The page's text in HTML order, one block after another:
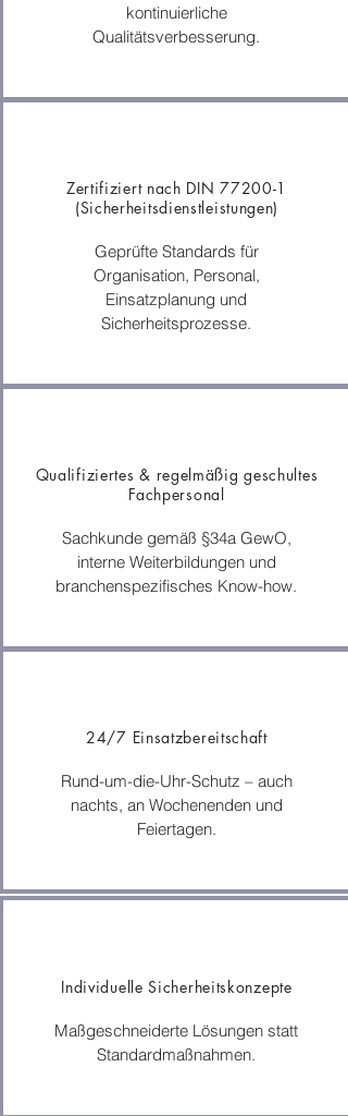
kontinuierliche
Qualitätsverbesserung.
Zertifiziert nach DIN 77200-1
(Sicherheitsdienstleistungen)
Geprüfte Standards für
Organisation, Personal,
Einsatzplanung und
Sicherheitsprozesse.
Qualifiziertes & regelmäßig geschultes
Fachpersonal
Sachkunde gemäß §34a GewO,
interne Weiterbildungen und
branchenspezifisches Know-how.
24/7 Einsatzbereitschaft
Rund-um-die-Uhr-Schutz – auch
nachts, an Wochenenden und
Feiertagen.
Individuelle Sicherheitskonzepte
Maßgeschneiderte Lösungen statt
Standardmaßnahmen.